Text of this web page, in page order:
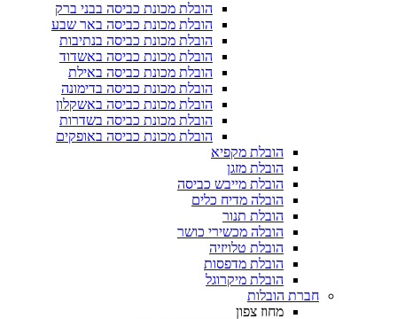
הובלת מכונת כביסה בבני ברק
הובלת מכונת כביסה באר שבע
הובלת מכונת כביסה בנתיבות
הובלת מכונת כביסה באשדוד
הובלת מכונת כביסה באילת
הובלת מכונת כביסה בדימונה
הובלת מכונת כביסה באשקלון
הובלת מכונת כביסה בשדרות
הובלת מכונת כביסה באופקים
הובלת מייבש כביסה
הובלה מכשירי כושר